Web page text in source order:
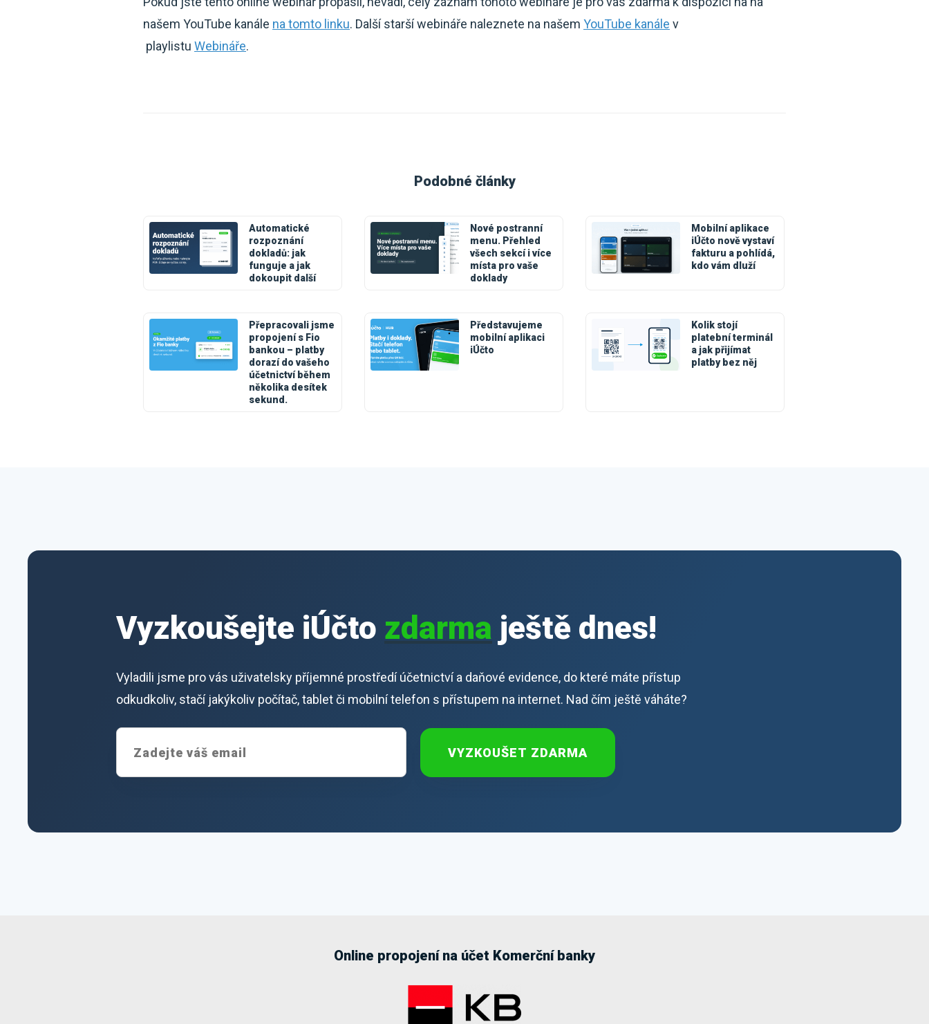
našem YouTube kanále na tomto linku. Další starší webináře naleznete na našem YouTube kanále v
playlistu Webináře.
Podobné články
Automatické
rozpoznání
dokladů: jak
funguje a jak
dokoupit další
Nové postranní
menu. Přehled
všech sekcí i více
místa pro vaše
doklady
Mobilní aplikace
iÚčto nově vystaví
fakturu a pohlídá,
kdo vám dluží
Přepracovali jsme
propojení s Fio
bankou – platby
dorazí do vašeho
účetnictví během
několika desítek
sekund.
Představujeme
mobilní aplikaci
iÚčto
Kolik stojí
platební terminál
a jak přijímat
platby bez něj
Vyzkoušejte iÚčto zdarma ještě dnes!
Vyladili jsme pro vás uživatelsky příjemné prostředí účetnictví a daňové evidence, do které máte přístup
odkudkoliv, stačí jakýkoliv počítač, tablet či mobilní telefon s přístupem na internet. Nad čím ještě váháte?
VYZKOUŠET ZDARMA
Online propojení na účet Komerční banky